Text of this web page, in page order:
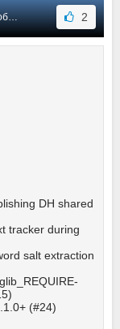
2
DH shared
tracker during
salt extraction
(#24)